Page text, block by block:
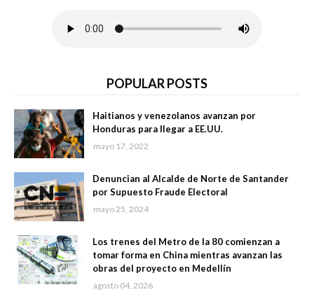
POPULAR POSTS
Haitianos y venezolanos avanzan por
Honduras para llegar a EE.UU.
mayo 17, 2022
Denuncian al Alcalde de Norte de Santander
por Supuesto Fraude Electoral
mayo 25, 2024
Los trenes del Metro de la 80 comienzan a
tomar forma en China mientras avanzan las
obras del proyecto en Medellín
agosto 04, 2026